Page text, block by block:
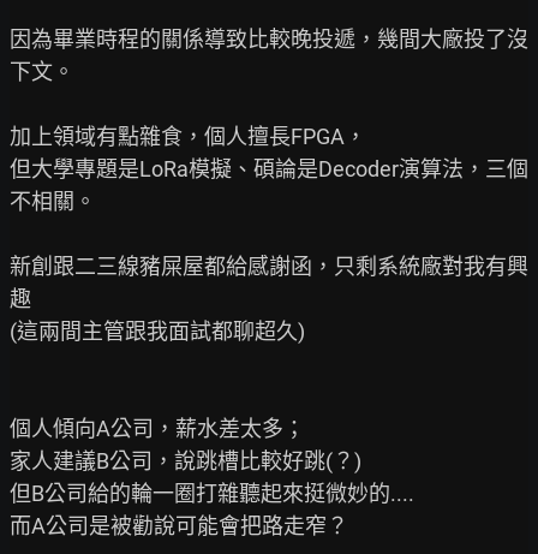
因為畢業時程的關係導致比較晚投遞，幾間大廠投了沒
下文。
加上領域有點雜食，個人擅長FPGA，
但大學專題是LoRa模擬、碩論是Decoder演算法，三個
不相關。
新創跟二三線豬屎屋都給感謝函，只剩系統廠對我有興
趣
(這兩間主管跟我面試都聊超久)
個人傾向A公司，薪水差太多；
家人建議B公司，說跳槽比較好跳(？)
但B公司給的輪一圈打雜聽起來挺微妙的....
而A公司是被勸說可能會把路走窄？